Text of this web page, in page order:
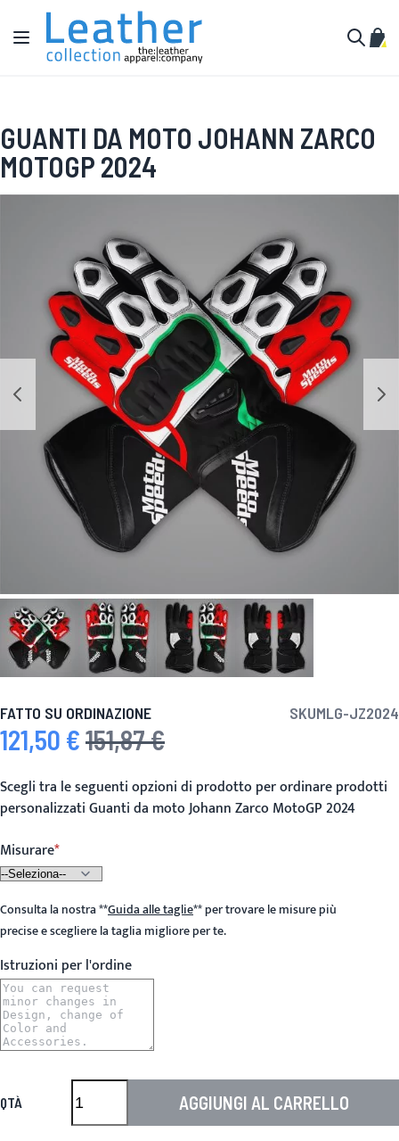
Salta al contenuto
Toggle Nav
GUANTI DA MOTO JOHANN ZARCO
MOTOGP 2024
FATTO SU ORDINAZIONE SKUMLG-JZ2024
Prezzo speciale
121,50 € Prezzo predefinito
151,87 €
Scegli tra le seguenti opzioni di prodotto per ordinare prodotti
personalizzati Guanti da moto Johann Zarco MotoGP 2024
Misurare
Consulta la nostra**Guida alle taglie**per trovare le misure più
precise e scegliere la taglia migliore per te.
Istruzioni per l'ordine
QTÀ AGGIUNGI AL CARRELLO